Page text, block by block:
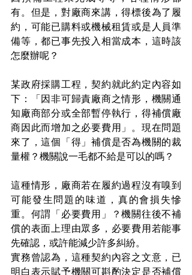
有。但是，對廠商來講，得標後為了履
約，可能已購料或機械租賃或是人員準
備等，都已事先投入相當成本，這時該
怎麼辦呢？
某政府採購工程，契約就此約定內容如
下：「因非可歸責廠商之情形，機關通
知廠商部分或全部暫停執行，得補償廠
商因此而增加之必要費用」。現在問題
來了，這個「得」補償是否為機關的裁
量權？機關說一毛都不給是可以的嗎？
這種情形，廠商若在履約過程沒有嗅到
可能發生問題的味道，真的會損失慘
重。何謂「必要費用」？機關往後不補
償的表面上理由眾多，必要費用若能事
先確認，或許能減少許多糾紛。
實務曾認為，這種契約內容之文意，已
明白表示賦予機關可斟酌決定是否補償